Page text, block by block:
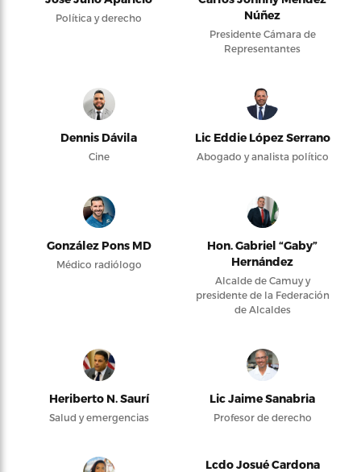
Política y derecho
Núñez
Presidente Cámara de
Representantes
Dennis Dávila
Cine
Lic Eddie López Serrano
Abogado y analista político
González Pons MD
Médico radiólogo
Hon. Gabriel “Gaby”
Hernández
Alcalde de Camuy y
presidente de la Federación
de Alcaldes
Heriberto N. Saurí
Salud y emergencias
Lic Jaime Sanabria
Profesor de derecho
Lcdo Josué Cardona